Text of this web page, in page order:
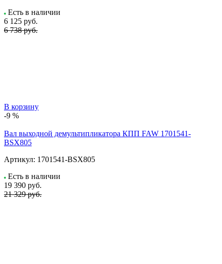
Есть в наличии
6 125 руб.
6 738 руб.
В корзину
-9 %
Вал выходной демультипликатора КПП FAW 1701541-
BSX805
Артикул: 1701541-BSX805
Есть в наличии
19 390 руб.
21 329 руб.